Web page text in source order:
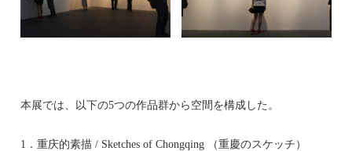
本展では、以下の5つの作品群から空間を構成した。
1．重庆的素描 / Sketches of Chongqing （重慶のスケッチ）